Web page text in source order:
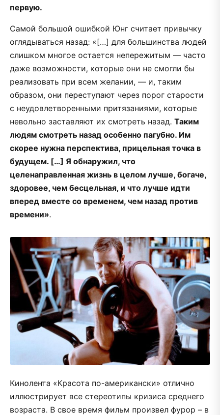
первую.
Самой большой ошибкой Юнг считает привычку
оглядываться назад: «[…] для большинства людей
слишком многое остается непережитым — часто
даже возможности, которые они не смогли бы
реализовать при всем желании, — и, таким
образом, они переступают через порог старости
с неудовлетворенными притязаниями, которые
невольно заставляют их смотреть назад. Таким
людям смотреть назад особенно пагубно. Им
скорее нужна перспектива, прицельная точка в
будущем. […] Я обнаружил, что
целенаправленная жизнь в целом лучше, богаче,
здоровее, чем бесцельная, и что лучше идти
вперед вместе со временем, чем назад против
времени».
Кинолента «Красота по-американски» отлично
иллюстрирует все стереотипы кризиса среднего
возраста. В свое время фильм произвел фурор – в